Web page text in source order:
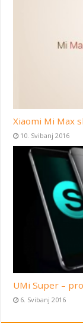
Xiaomi Mi Max
10. Svibanj 2016
UMi Super –
6. Svibanj 2016